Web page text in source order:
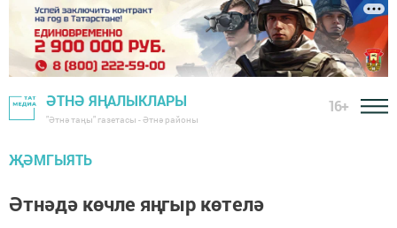
ӘТНӘ ЯҢАЛЫКЛАРЫ
"Әтнә таңы" газетасы - Әтнә районы
16+
ҖӘМГЫЯТЬ
Әтнәдә көчле яңгыр көтелә